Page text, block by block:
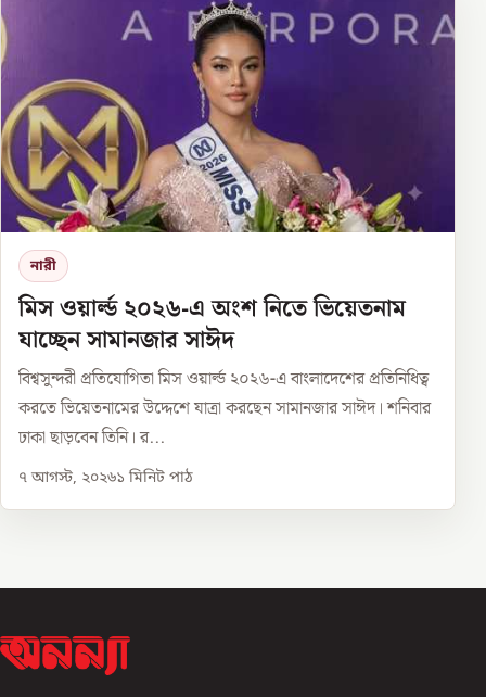
নারী
মিস ওয়ার্ল্ড ২০২৬-এ অংশ নিতে ভিয়েতনাম
যাচ্ছেন সামানজার সাঈদ
বিশ্বসুন্দরী প্রতিযোগিতা মিস ওয়ার্ল্ড ২০২৬-এ বাংলাদেশের প্রতিনিধিত্ব
করতে ভিয়েতনামের উদ্দেশে যাত্রা করছেন সামানজার সাঈদ। শনিবার
ঢাকা ছাড়বেন তিনি। র...
৭ আগস্ট, ২০২৬১ মিনিট পাঠ